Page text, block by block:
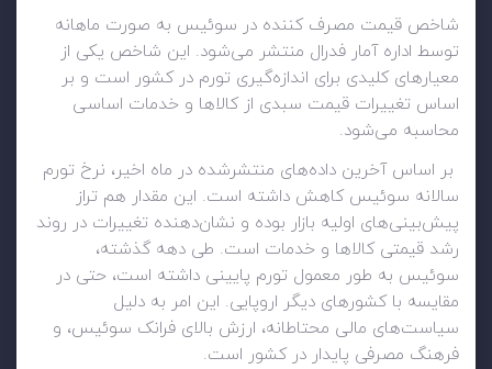
شاخص قیمت مصرف کننده در سوئیس به صورت ماهانه
توسط اداره آمار فدرال منتشر می‌شود. این شاخص یکی از
معیارهای کلیدی برای اندازه‌گیری تورم در کشور است و بر
اساس تغییرات قیمت سبدی از کالاها و خدمات اساسی
محاسبه می‌شود.
بر اساس آخرین داده‌های منتشرشده در ماه اخیر، نرخ تورم
سالانه سوئیس کاهش داشته است. این مقدار هم تراز
پیش‌بینی‌های اولیه بازار بوده و نشان‌دهنده تغییرات در روند
رشد قیمتی کالاها و خدمات است. طی دهه گذشته،
سوئیس به طور معمول تورم پایینی داشته است، حتی در
مقایسه با کشورهای دیگر اروپایی. این امر به دلیل
سیاست‌های مالی محتاطانه، ارزش بالای فرانک سوئیس، و
فرهنگ مصرفی پایدار در کشور است.